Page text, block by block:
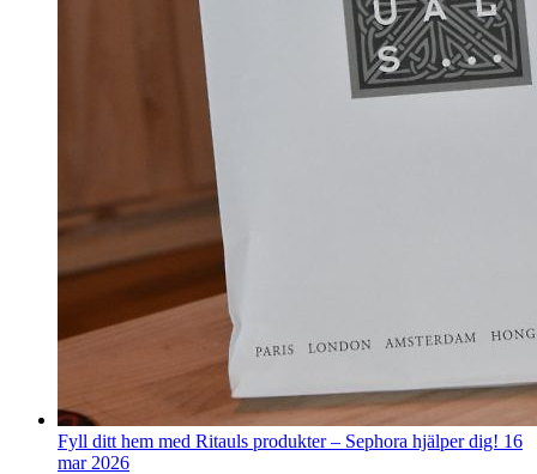
Fyll ditt hem med Ritauls produkter – Sephora hjälper dig! 16
mar 2026